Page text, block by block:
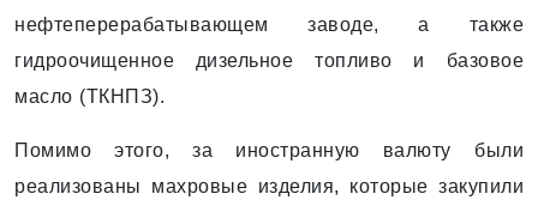
нефтеперерабатывающем заводе, а также
гидроочищенное дизельное топливо и базовое
масло (ТКНПЗ).
Помимо этого, за иностранную валюту были
реализованы махровые изделия, которые закупили